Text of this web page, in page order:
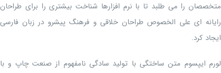
متخصصان را می طلبد تا با نرم افزارها شناخت بیشتری را برای طراحان
رایانه ای علی الخصوص طراحان خلاقی و فرهنگ پیشرو در زبان فارسی
ایجاد کرد.
لورم ایپسوم متن ساختگی با تولید سادگی نامفهوم از صنعت چاپ و با